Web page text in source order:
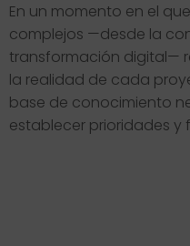
En un momento en el
complejos —desde la
transformación digital—
la realidad de cada
base de conocimiento
establecer prioridades